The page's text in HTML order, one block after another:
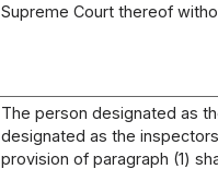
Supreme Court thereof
The person designated as
designated as the
provision of paragraph (1)